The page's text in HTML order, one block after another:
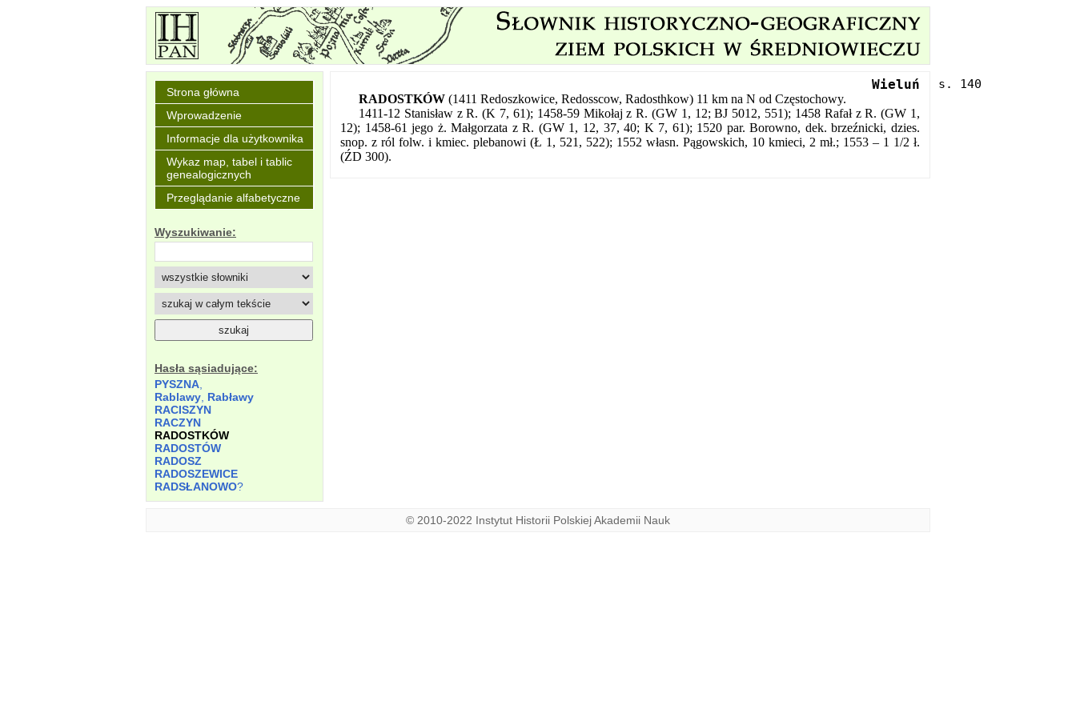
Strona główna
Wprowadzenie
Informacje dla użytkownika
Wykaz map, tabel i tablic
genealogicznych
Przeglądanie alfabetyczne
Wyszukiwanie:
Hasła sąsiadujące:
PYSZNA
Rablawy Rabławy
RACISZYN
RACZYN
RADOSTKÓW
RADOSTÓW
RADOSZ
RADOSZEWICE
RADSŁANOWO?
Wieluń
RADOSTKÓW (1411 Redoszkowice, Redosscow, Radosthkow) 11 km na N od Częstochowy.
1411-12 Stanisław z R. (K 7, 61); 1458-59 Mikołaj z R. (GW 1, 12; BJ 5012, 551); 1458 Rafał z R. (GW 1,
12); 1458-61 jego ż. Małgorzata z R. (GW 1, 12, 37, 40; K 7, 61); 1520 par. Borowno, dek. brzeźnicki, dzies.
snop. z ról folw. i kmiec. plebanowi (Ł 1, 521, 522); 1552 własn. Pągowskich, 10 kmieci, 2 mł.; 1553 – 1 1/2 ł.
(ŹD 300).
© 2010-2022 Instytut Historii Polskiej Akademii Nauk